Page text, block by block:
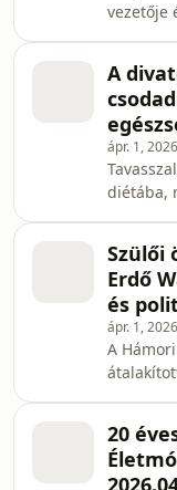
vezetője
szakmai
annak
ünnepli a
a
A
ápr. 1, 2026
diétába,
szerint
zavar,
Szülői
Erdő
és
ápr. 1, 2026
A
Enikő
20